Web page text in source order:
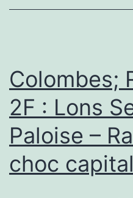
Angus,
auteur
de
Metabolic
Colombes;
2F : Lons
Paloise –
choc capital